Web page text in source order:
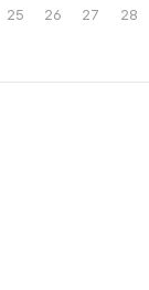
25 26 27 28